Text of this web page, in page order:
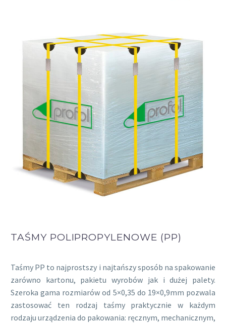
TAŚMY POLIPROPYLENOWE (PP)
Taśmy PP to najprostszy i najtańszy sposób na spakowanie
zarówno kartonu, pakietu wyrobów jak i dużej palety.
Szeroka gama rozmiarów od 5×0,35 do 19×0,9mm pozwala
zastosować ten rodzaj taśmy praktycznie w każdym
rodzaju urządzenia do pakowania: ręcznym, mechanicznym,